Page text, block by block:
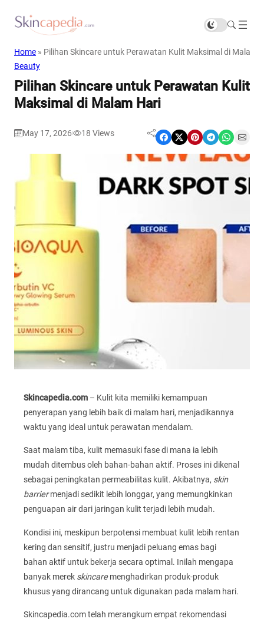
Home » Pilihan Skincare untuk Perawatan Kulit Maksimal di Malam
Beauty
Pilihan Skincare untuk Perawatan Kulit
Maksimal di Malam Hari
May 17, 2026 18 Views Share on Facebook Share on X Share on Pinterest Share on Telegram Share on WhatsApp Share on Email
Skincapedia.com – Kulit kita memiliki kemampuan
penyerapan yang lebih baik di malam hari, menjadikannya
waktu yang ideal untuk perawatan mendalam.
Saat malam tiba, kulit memasuki fase di mana ia lebih
mudah ditembus oleh bahan-bahan aktif. Proses ini dikenal
sebagai peningkatan permeabilitas kulit. Akibatnya, skin
barriermenjadi sedikit lebih longgar, yang memungkinkan
penguapan air dari jaringan kulit terjadi lebih mudah.
Kondisi ini, meskipun berpotensi membuat kulit lebih rentan
kering dan sensitif, justru menjadi peluang emas bagi
bahan aktif untuk bekerja secara optimal. Inilah mengapa
banyak merek skincaremenghadirkan produk-produk
khusus yang dirancang untuk digunakan pada malam hari.
Skincapedia.com telah merangkum empat rekomendasi